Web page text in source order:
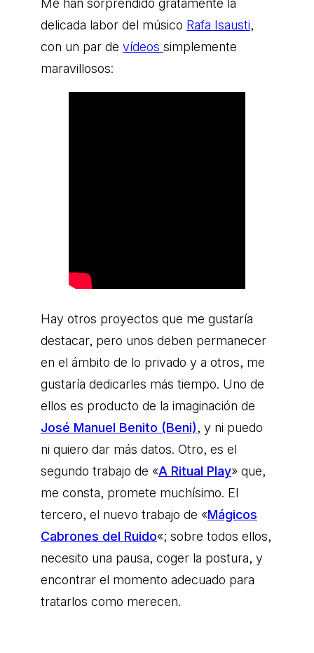
Me han sorprendido gratamente la
delicada labor del músico Rafa Isausti,
con un par de vídeos simplemente
maravillosos:
Hay otros proyectos que me gustaría
destacar, pero unos deben permanecer
en el ámbito de lo privado y a otros, me
gustaría dedicarles más tiempo. Uno de
ellos es producto de la imaginación de
José Manuel Benito (Beni), y ni puedo
ni quiero dar más datos. Otro, es el
segundo trabajo de «A Ritual Play» que,
me consta, promete muchísimo. El
tercero, el nuevo trabajo de «Mágicos
Cabrones del Ruido«; sobre todos ellos,
necesito una pausa, coger la postura, y
encontrar el momento adecuado para
tratarlos como merecen.